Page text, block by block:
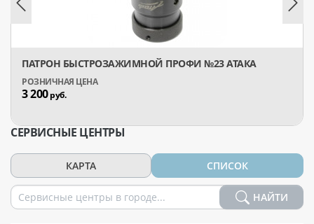
ПАТРОН БЫСТРОЗАЖИМНОЙ ПРОФИ №23 АТАКА
3 200руб.
СЕРВИСНЫЕ ЦЕНТРЫ
КАРТА СПИСОК
НАЙТИ